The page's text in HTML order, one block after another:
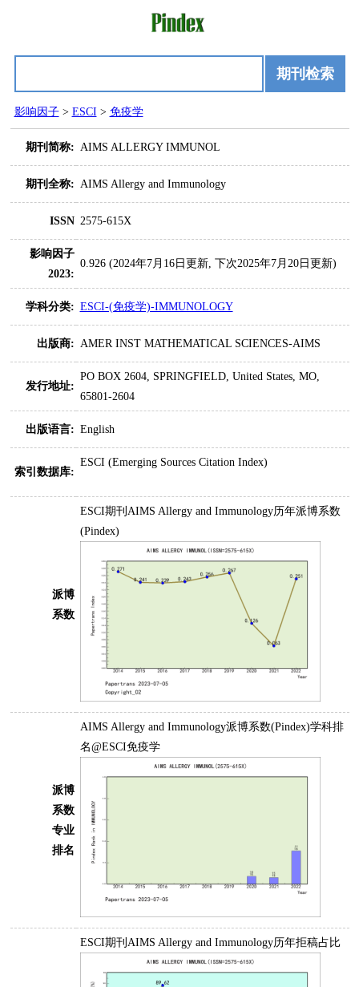
期刊检索
影响因子> ESCI > 免疫学
期刊简称: AIMS ALLERGY IMMUNOL
期刊全称: AIMS Allergy and Immunology
ISSN 2575-615X
影响因子
2023:
0.926 (2024年7月16日更新, 下次2025年7月20日更新)
学科分类: ESCI-(免疫学)-IMMUNOLOGY
出版商: AMER INST MATHEMATICAL SCIENCES-AIMS
发行地址:
PO BOX 2604, SPRINGFIELD, United States, MO,
65801-2604
出版语言: English
索引数据库:
ESCI (Emerging Sources Citation Index)
派博
系数
ESCI期刊AIMS Allergy and Immunology历年派博系数
(Pindex)
派博
系数
专业
排名
AIMS Allergy and Immunology派博系数(Pindex)学科排
名@ESCI免疫学
ESCI期刊AIMS Allergy and Immunology历年拒稿占比